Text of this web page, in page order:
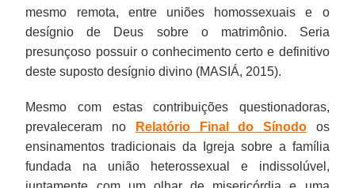
mesmo remota, entre uniões homossexuais e o
desígnio de Deus sobre o matrimônio. Seria
presunçoso possuir o conhecimento certo e definitivo
deste suposto desígnio divino (MASIÁ, 2015).
Mesmo com estas contribuições questionadoras,
prevaleceram no
Relatório Final do Sínodoos
ensinamentos tradicionais da Igreja sobre a família
fundada na união heterossexual e indissolúvel,